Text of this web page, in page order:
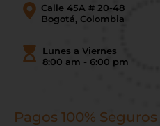
Calle 45A # 20-48
Bogotá, Colombia
Lunes a Viernes
8:00 am - 6:00 pm
Pagos 100% Seguros